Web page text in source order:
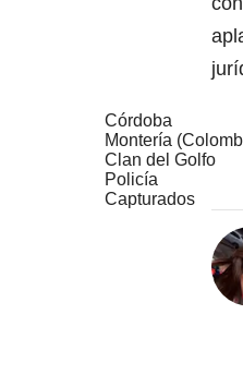
Córdoba
Montería
Clan del Golfo
Policía
Capturados